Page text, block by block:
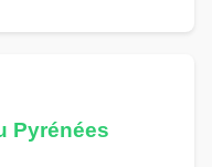
Pyrénées